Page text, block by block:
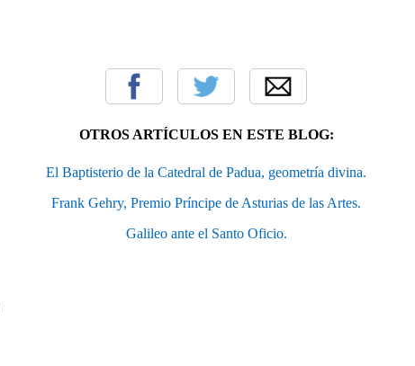
OTROS ARTÍCULOS EN ESTE BLOG:
El Baptisterio de la Catedral de Padua, geometría divina.
Frank Gehry, Premio Príncipe de Asturias de las Artes.
Galileo ante el Santo Oficio.